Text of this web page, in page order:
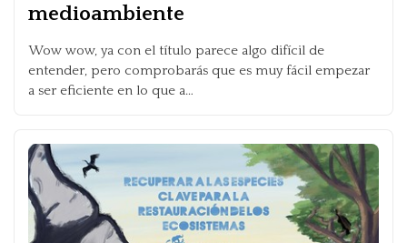
medioambiente
Wow wow, ya con el título parece algo difícil de
entender, pero comprobarás que es muy fácil empezar
a ser eficiente en lo que a…